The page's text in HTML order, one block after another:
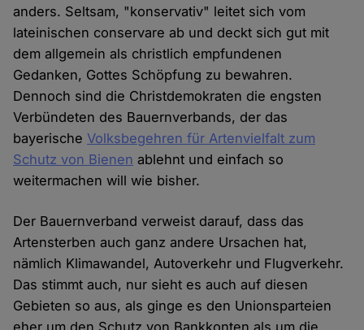
anders. Seltsam, "konservativ" leitet sich vom
lateinischen conservare ab und deckt sich gut mit
dem allgemein als christlich empfundenen
Gedanken, Gottes Schöpfung zu bewahren.
Dennoch sind die Christdemokraten die engsten
Verbündeten des Bauernverbands, der das
bayerischeVolksbegehren für Artenvielfalt zum
Schutz von Bienen ablehnt und einfach so
weitermachen will wie bisher.
Der Bauernverband verweist darauf, dass das
Artensterben auch ganz andere Ursachen hat,
nämlich Klimawandel, Autoverkehr und Flugverkehr.
Das stimmt auch, nur sieht es auch auf diesen
Gebieten so aus, als ginge es den Unionsparteien